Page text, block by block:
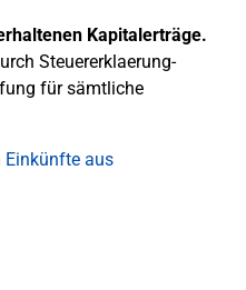
Kapitalerträge.
Steuererklaerung-
für sämtliche
Einkünfte aus